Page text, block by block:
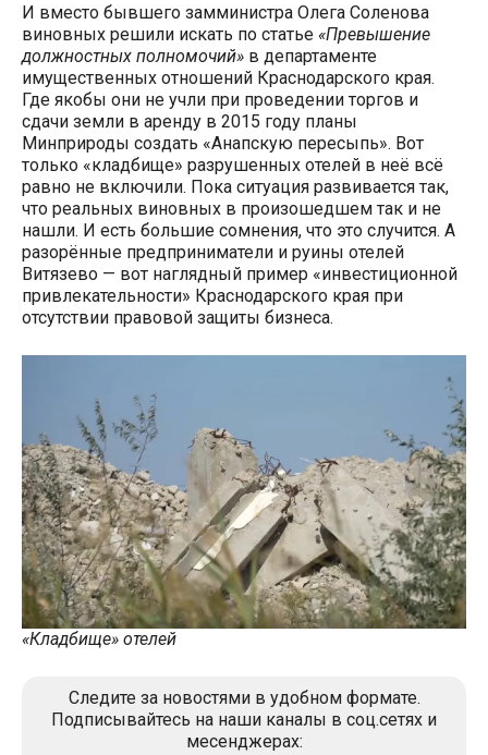
И вместо бывшего замминистра Олега Соленова
виновных решили искать по статье «Превышение
должностных полномочий» в департаменте
имущественных отношений Краснодарского края.
Где якобы они не учли при проведении торгов и
сдачи земли в аренду в 2015 году планы
Минприроды создать «Анапскую пересыпь». Вот
только «кладбище» разрушенных отелей в неё всё
равно не включили. Пока ситуация развивается так,
что реальных виновных в произошедшем так и не
нашли. И есть большие сомнения, что это случится. А
разорённые предприниматели и руины отелей
Витязево — вот наглядный пример «инвестиционной
привлекательности» Краснодарского края при
отсутствии правовой защиты бизнеса.
«Кладбище» отелей
Следите за новостями в удобном формате.
Подписывайтесь на наши каналы в соц.сетях и
месенджерах: